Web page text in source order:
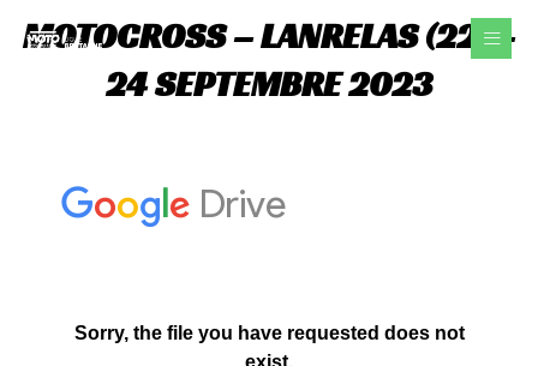
MOTOCROSS – LANRELAS (22) –
24 SEPTEMBRE 2023